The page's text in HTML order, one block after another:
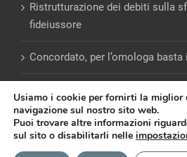
Ristrutturazione dei debiti sulla
fideiussore
Concordato, per l’omologa
Usiamo i cookie per fornirti la miglior
navigazione sul nostro sito web.
Puoi trovare altre informazioni
sul sito o disabilitarli nelle